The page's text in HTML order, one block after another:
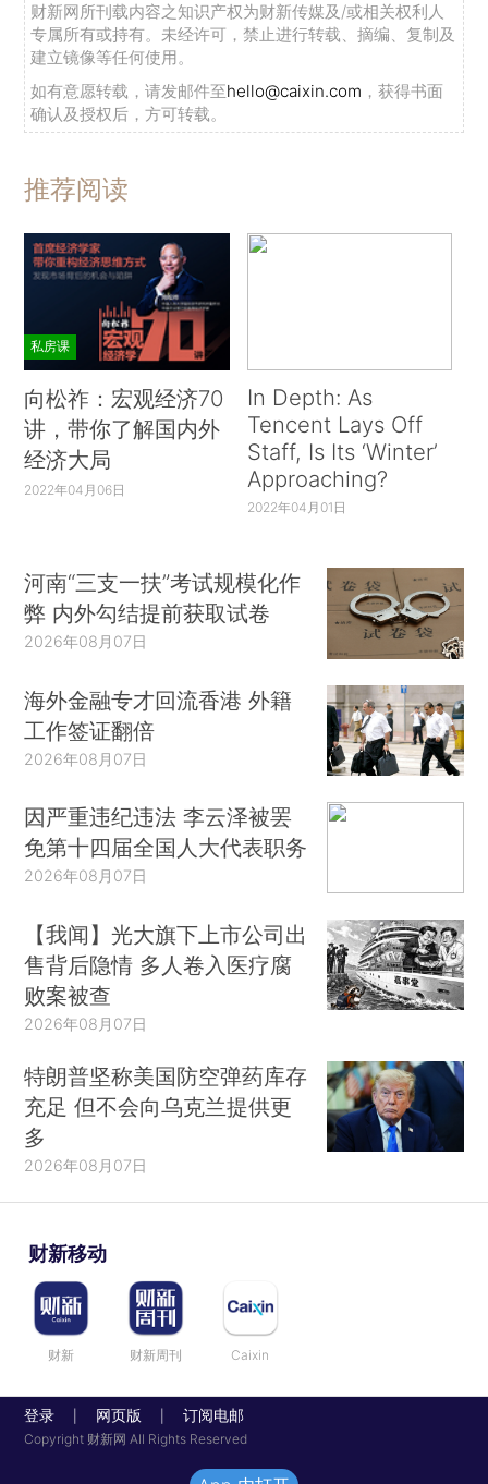
财新网所刊载内容之知识产权为财新传媒及/或相关权利人
专属所有或持有。未经许可，禁止进行转载、摘编、复制及
建立镜像等任何使用。
如有意愿转载，请发邮件至hello@caixin.com ，获得书面
确认及授权后，方可转载。
推荐阅读
私房课
向松祚：宏观经济70
讲，带你了解国内外
经济大局
2022年04月06日
In Depth: As
Tencent Lays Off
Staff, Is Its ‘Winter’
Approaching?
2022年04月01日
河南“三支一扶”考试规模化作
弊 内外勾结提前获取试卷
2026年08月07日
海外金融专才回流香港 外籍
工作签证翻倍
2026年08月07日
因严重违纪违法 李云泽被罢
免第十四届全国人大代表职务
2026年08月07日
【我闻】光大旗下上市公司出
售背后隐情 多人卷入医疗腐
败案被查
2026年08月07日
特朗普坚称美国防空弹药库存
充足 但不会向乌克兰提供更
多
2026年08月07日
财新移动
财新 财新周刊 Caixin
登录 网页版 订阅电邮
Copyright 财新网 All Rights Reserved